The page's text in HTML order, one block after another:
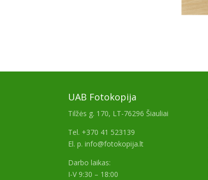
UAB Fotokopija
Tilžės g. 170, LT-76296 Šiauliai
Tel. +370 41 523139
El. p. info@fotokopija.lt
Darbo laikas:
I-V 9:30 – 18:00